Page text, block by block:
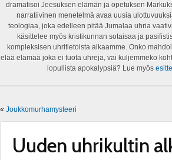
dramatisoi Jeesuksen elämän ja opetuksen
narratiivinen menetelmä avaa uusia
teologiaa, joka edelleen pitää Jumalaa uhria
käsittelee myös kristikunnan sotaisaa ja
kompleksisen uhritietoista aikaamme. Onko
elää elämää joka ei tuota uhreja, vai kuljemmeko
lopullista apokalypsiä? Lue myös
« Joukkomurhamysteeri
Uuden uhrikultin